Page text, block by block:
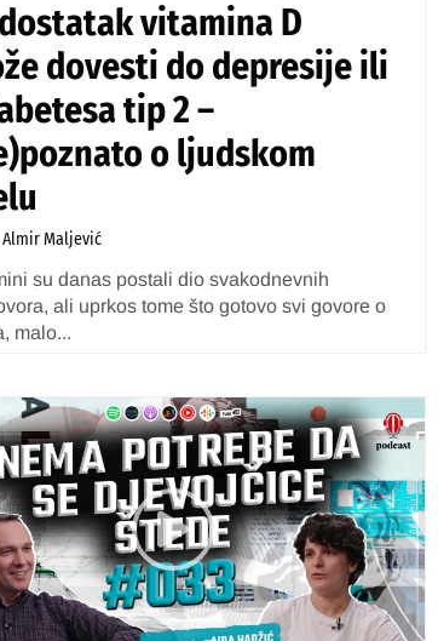
vitamina D
dovesti do depresije ili
tip 2 –
o ljudskom
Almir Maljević
su danas postali dio svakodnevnih
ali uprkos tome što gotovo svi govore o
malo...